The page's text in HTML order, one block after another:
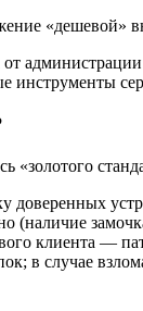
инструменты
доверенных
(наличие
клиента —
в случае